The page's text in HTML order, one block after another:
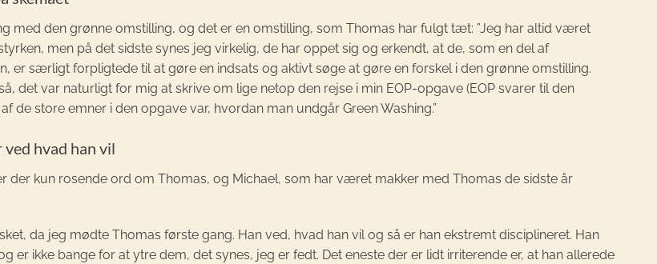
med den grønne omstilling, og det er en omstilling, som Thomas har fulgt tæt: ”Jeg har altid været
men på det sidste synes jeg virkelig, de har oppet sig og erkendt, at de, som en del af
er særligt forpligtede til at gøre en indsats og aktivt søge at gøre en forskel i den grønne omstilling.
det var naturligt for mig at skrive om lige netop den rejse i min EOP-opgave (EOP svarer til den
de store emner i den opgave var, hvordan man undgår Green Washing.”
ved hvad han vil
der kun rosende ord om Thomas, og Michael, som har været makker med Thomas de sidste år
da jeg mødte Thomas første gang. Han ved, hvad han vil og så er han ekstremt disciplineret. Han
er ikke bange for at ytre dem, det synes, jeg er fedt. Det eneste der er lidt irriterende er, at han allerede